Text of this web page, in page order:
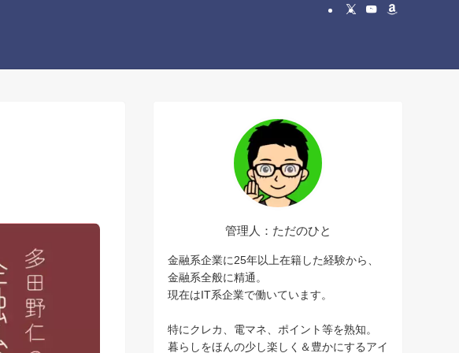
管理人：ただのひと
金融系企業に25年以上在籍した経験から、
金融系全般に精通。
現在はIT系企業で働いています。
特にクレカ、電マネ、ポイント等を熟知。
暮らしをほんの少し楽しく＆豊かにするアイ